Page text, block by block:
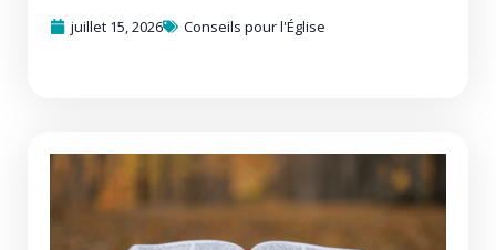
juillet 15, 2026
Conseils pour l'Église